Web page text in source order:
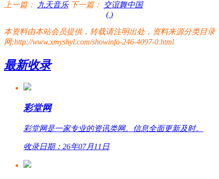
上一篇： 九天音乐 下一篇：
交谊舞中国
( )
本资料由本站会员提供，转载请注明出处，资料来源分类目录
网:http://www.xmyshyl.com/showinfo-246-4097-0.html
最新收录
彩堂网
彩堂网是一家专业的资讯类网。信息全面更新及时。
收录日期：26年07月11日